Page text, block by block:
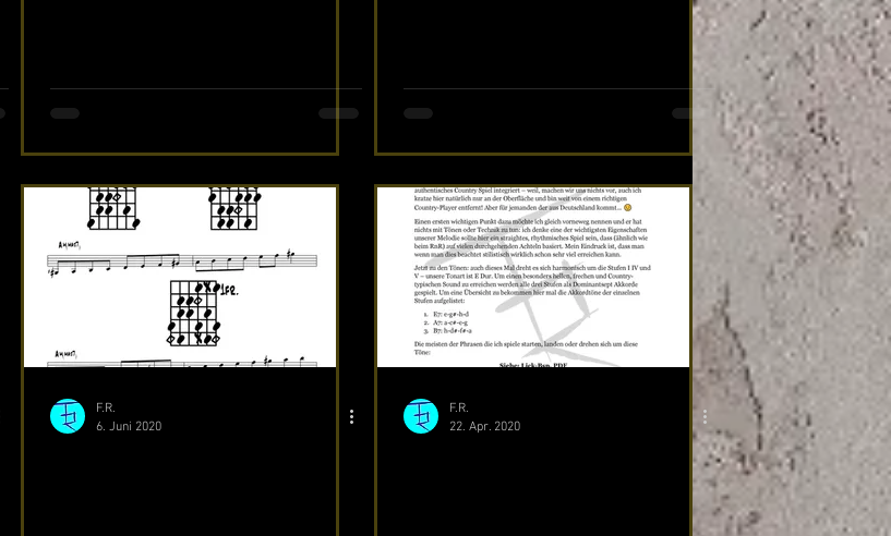
F.R.
6. Juni 2020
F.R.
22. Apr. 2020